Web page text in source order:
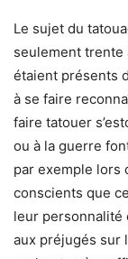
Le sujet du
seulement trente
étaient présents
à se faire
faire tatouer
ou à la guerre
par exemple lors
conscients que
leur personnalité
aux préjugés sur